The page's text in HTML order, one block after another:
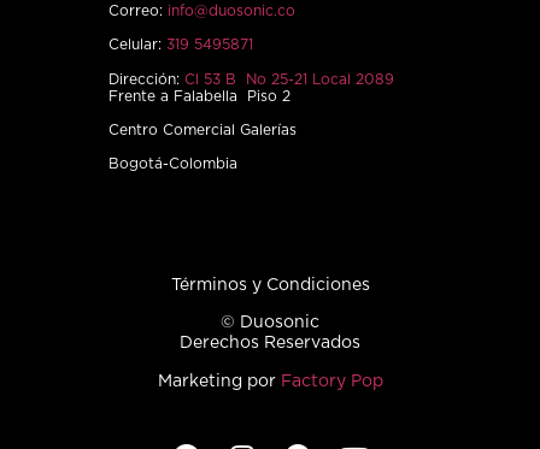
Correo: info@duosonic.co
Celular: 319 5495871
Dirección: Cl 53 B No 25-21 Local 2089
Frente a Falabella Piso 2
Centro Comercial Galerías
Bogotá-Colombia
Términos y Condiciones
© Duosonic
Derechos Reservados
Marketing por Factory Pop